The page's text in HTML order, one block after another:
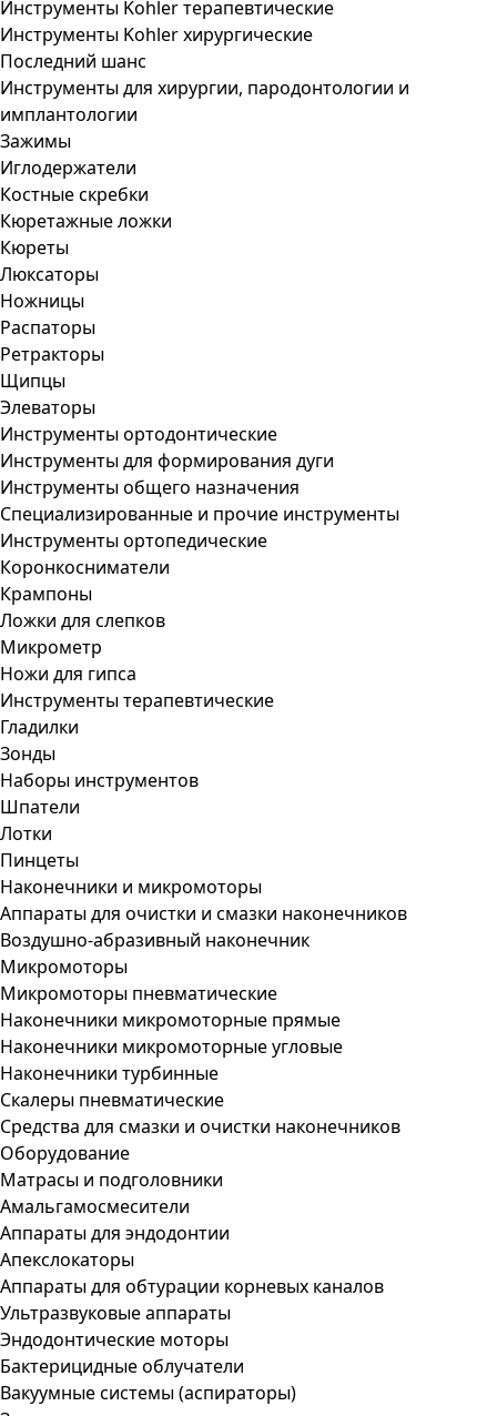
Инструменты Kohler терапевтические
Инструменты Kohler хирургические
Последний шанс
Инструменты для хирургии, пародонтологии и
имплантологии
Зажимы
Иглодержатели
Костные скребки
Кюретажные ложки
Кюреты
Люксаторы
Ножницы
Распаторы
Ретракторы
Щипцы
Элеваторы
Инструменты ортодонтические
Инструменты для формирования дуги
Инструменты общего назначения
Специализированные и прочие инструменты
Инструменты ортопедические
Коронкосниматели
Крампоны
Ложки для слепков
Микрометр
Ножи для гипса
Инструменты терапевтические
Гладилки
Зонды
Наборы инструментов
Шпатели
Лотки
Пинцеты
Наконечники и микромоторы
Аппараты для очистки и смазки наконечников
Воздушно-абразивный наконечник
Микромоторы
Микромоторы пневматические
Наконечники микромоторные прямые
Наконечники микромоторные угловые
Наконечники турбинные
Скалеры пневматические
Средства для смазки и очистки наконечников
Оборудование
Матрасы и подголовники
Амальгамосмесители
Аппараты для эндодонтии
Апекслокаторы
Аппараты для обтурации корневых каналов
Ультразвуковые аппараты
Эндодонтические моторы
Бактерицидные облучатели
Вакуумные системы (аспираторы)